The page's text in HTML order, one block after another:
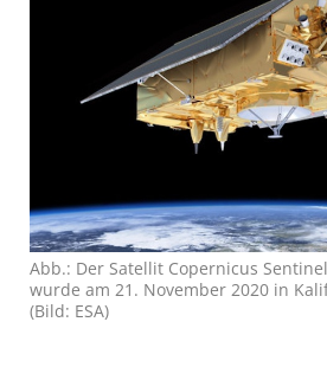
Abb.: Der Satellit Copernicus
wurde am 21. November 2020 in
(Bild: ESA)